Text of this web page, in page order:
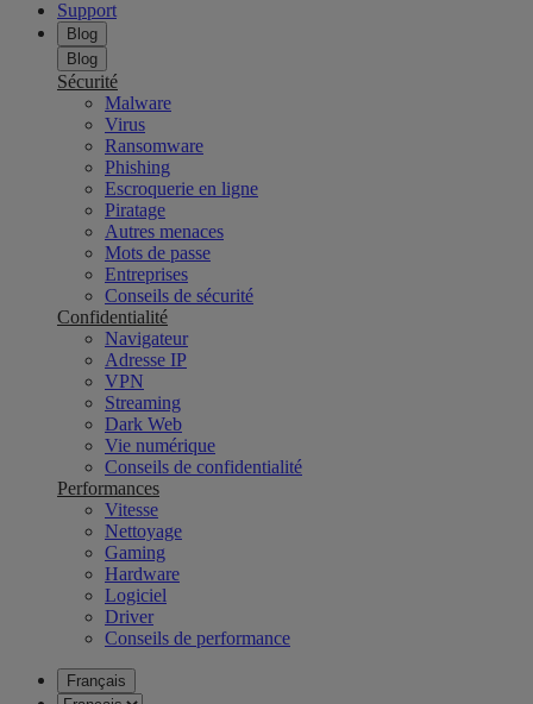
Support
Blog
Blog
Sécurité
Malware
Virus
Ransomware
Phishing
Escroquerie en ligne
Piratage
Autres menaces
Mots de passe
Entreprises
Conseils de sécurité
Confidentialité
Navigateur
Adresse IP
VPN
Streaming
Dark Web
Vie numérique
Conseils de confidentialité
Performances
Vitesse
Nettoyage
Gaming
Hardware
Logiciel
Driver
Conseils de performance
Français